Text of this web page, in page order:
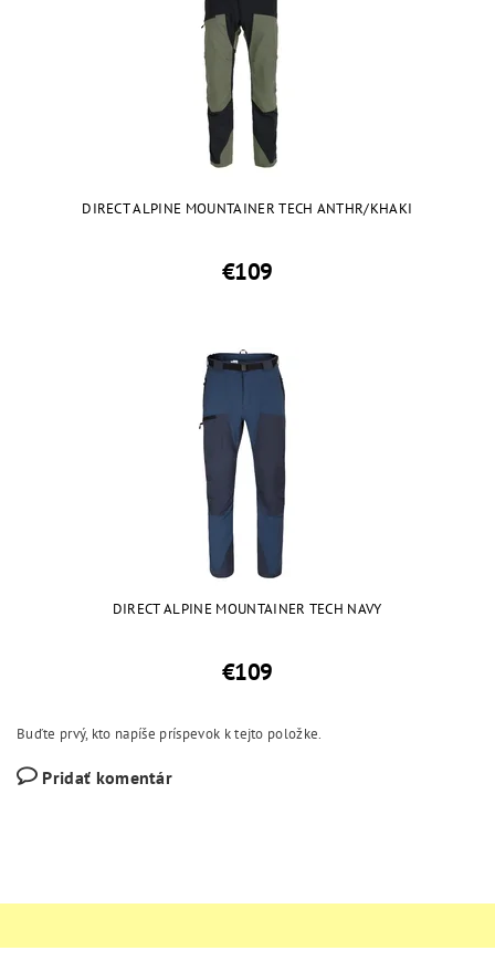
DIRECT ALPINE MOUNTAINER TECH ANTHR/KHAKI
€109
DIRECT ALPINE MOUNTAINER TECH NAVY
€109
Buďte prvý, kto napíše príspevok k tejto položke.
Pridať komentár